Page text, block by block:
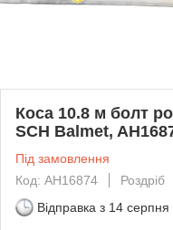
Коса 10.8 м болт
SCH Balmet,
Під замовлення
Код: AH16874
Роздріб
Відправка з 14 серпня